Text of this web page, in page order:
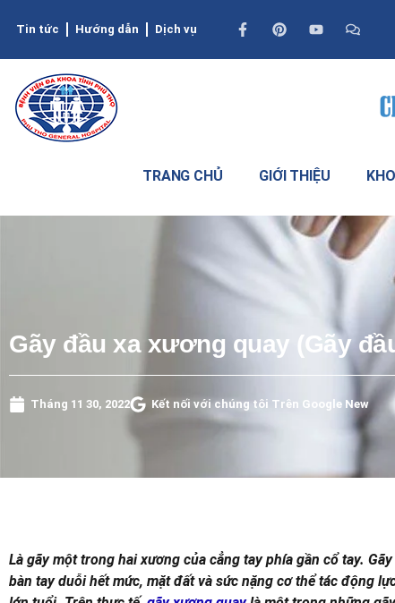
Tin tức Hướng dẫn Dịch vụ
TRANG CHỦ GIỚI THIỆU
Gãy đầu xa xương quay (Gãy
Tháng 11 30, 2022 Kết nối với chúng tôi Trên Google New
Là gãy một trong hai xương của cẳng tay phía gần cổ tay.
bàn tay duỗi hết mức, mặt đất và sức nặng cơ thể tác động